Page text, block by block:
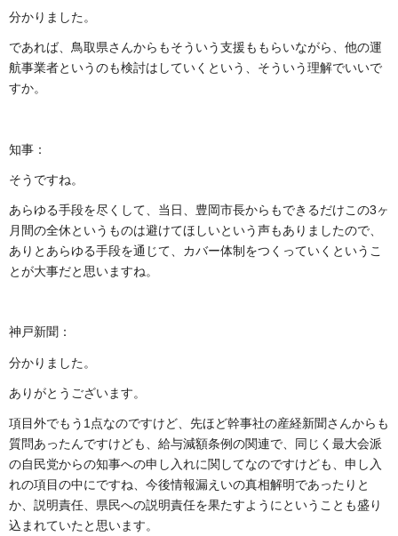
分かりました。
であれば、鳥取県さんからもそういう支援ももらいながら、他の運
航事業者というのも検討はしていくという、そういう理解でいいで
すか。
知事：
そうですね。
あらゆる手段を尽くして、当日、豊岡市長からもできるだけこの3ヶ
月間の全休というものは避けてほしいという声もありましたので、
ありとあらゆる手段を通じて、カバー体制をつくっていくというこ
とが大事だと思いますね。
神戸新聞：
分かりました。
ありがとうございます。
項目外でもう1点なのですけど、先ほど幹事社の産経新聞さんからも
質問あったんですけども、給与減額条例の関連で、同じく最大会派
の自民党からの知事への申し入れに関してなのですけども、申し入
れの項目の中にですね、今後情報漏えいの真相解明であったりと
か、説明責任、県民への説明責任を果たすようにということも盛り
込まれていたと思います。